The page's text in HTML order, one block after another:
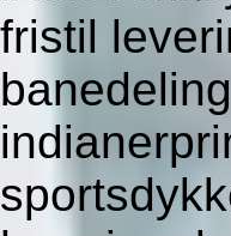
fristil